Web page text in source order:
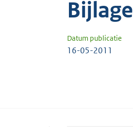
Bijlage
Datum publicatie
16-05-2011